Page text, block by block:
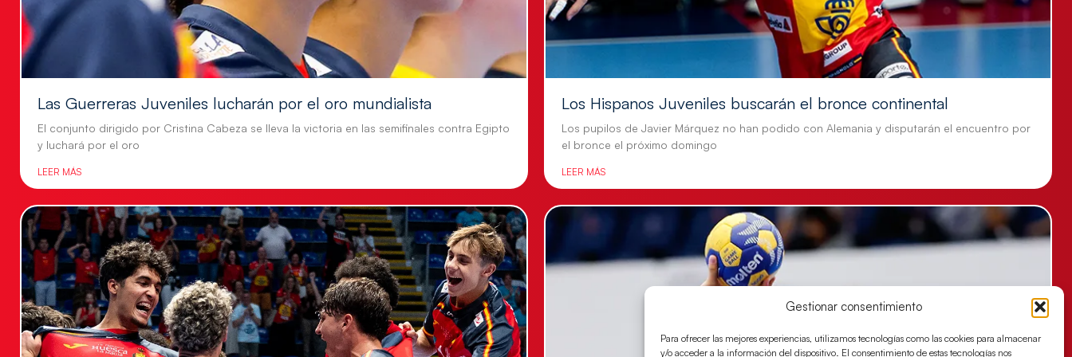
Gestionar consentimiento
Para ofrecer las mejores experiencias, utilizamos tecnologías como las cookies para almacenar
y/o acceder a la información del dispositivo. El consentimiento de estas tecnologías nos
Las Guerreras Juveniles lucharán por el oro mundialista
El conjunto dirigido por Cristina Cabeza se lleva la victoria en las semifinales contra Egipto
y luchará por el oro
LEER MÁS
Los Hispanos Juveniles buscarán el bronce continental
Los pupilos de Javier Márquez no han podido con Alemania y disputarán el encuentro por
el bronce el próximo domingo
LEER MÁS